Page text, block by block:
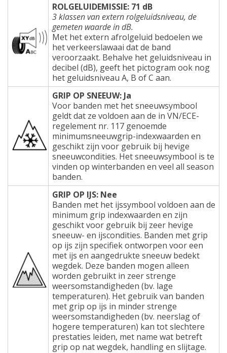
ROLGELUIDEMISSIE: 71 dB
3 klassen van extern rolgeluidsniveau, de
gemeten waarde in dB.
Met het extern afrolgeluid bedoelen we
het verkeerslawaai dat de band
veroorzaakt. Behalve het geluidsniveau in
decibel (dB), geeft het pictogram ook nog
het geluidsniveau A, B of C aan.
GRIP OP SNEEUW: Ja
Voor banden met het sneeuwsymbool
geldt dat ze voldoen aan de in VN/ECE-
regelement nr. 117 genoemde
minimumsneeuwgrip-indexwaarden en
geschikt zijn voor gebruik bij hevige
sneeuwcondities. Het sneeuwsymbool is te
vinden op winterbanden en veel all season
banden.
GRIP OP IJS: Nee
Banden met het ijssymbool voldoen aan de
minimum grip indexwaarden en zijn
geschikt voor gebruik bij zeer hevige
sneeuw- en ijscondities. Banden met grip
op ijs zijn specifiek ontworpen voor een
met ijs en aangedrukte sneeuw bedekt
wegdek. Deze banden mogen alleen
worden gebruikt in zeer strenge
weersomstandigheden (bv. lage
temperaturen). Het gebruik van banden
met grip op ijs in minder strenge
weersomstandigheden (bv. neerslag of
hogere temperaturen) kan tot slechtere
prestaties leiden, met name wat betreft
grip op nat wegdek, handling en slijtage.